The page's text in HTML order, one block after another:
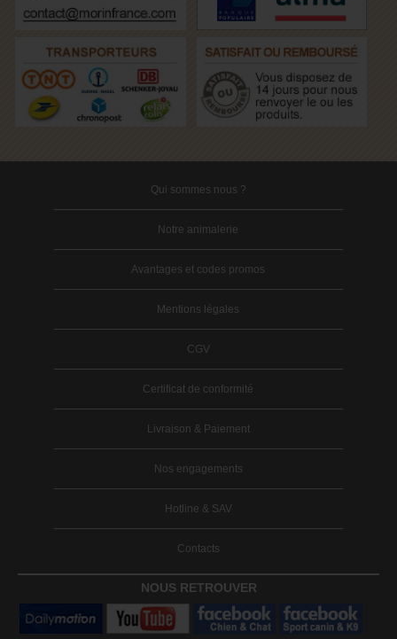
Qui sommes nous ?
Notre animalerie
Avantages et codes promos
Mentions légales
CGV
Certificat de conformité
Livraison & Paiement
Nos engagements
Hotline & SAV
Contacts
NOUS RETROUVER